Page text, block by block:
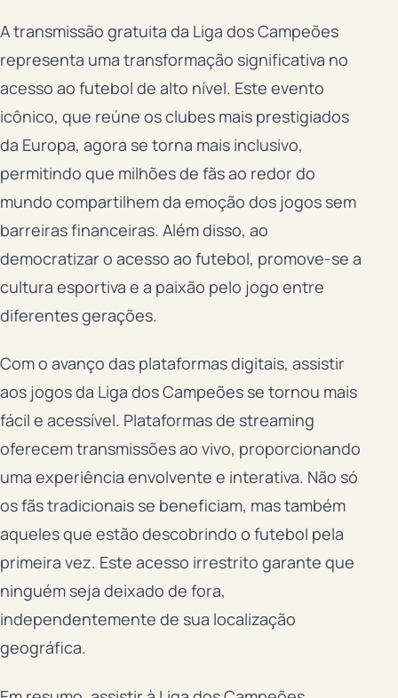
A transmissão gratuita da Liga dos Campeões
representa uma transformação significativa no
acesso ao futebol de alto nível. Este evento
icônico, que reúne os clubes mais prestigiados
da Europa, agora se torna mais inclusivo,
permitindo que milhões de fãs ao redor do
mundo compartilhem da emoção dos jogos sem
barreiras financeiras. Além disso, ao
democratizar o acesso ao futebol, promove-se a
cultura esportiva e a paixão pelo jogo entre
diferentes gerações.
Com o avanço das plataformas digitais, assistir
aos jogos da Liga dos Campeões se tornou mais
fácil e acessível. Plataformas de streaming
oferecem transmissões ao vivo, proporcionando
uma experiência envolvente e interativa. Não só
os fãs tradicionais se beneficiam, mas também
aqueles que estão descobrindo o futebol pela
primeira vez. Este acesso irrestrito garante que
ninguém seja deixado de fora,
independentemente de sua localização
geográfica.